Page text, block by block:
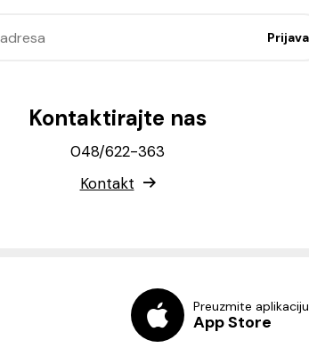
Kontaktirajte nas
048/622-363
Kontakt
Preuzmite aplikaciju
App Store